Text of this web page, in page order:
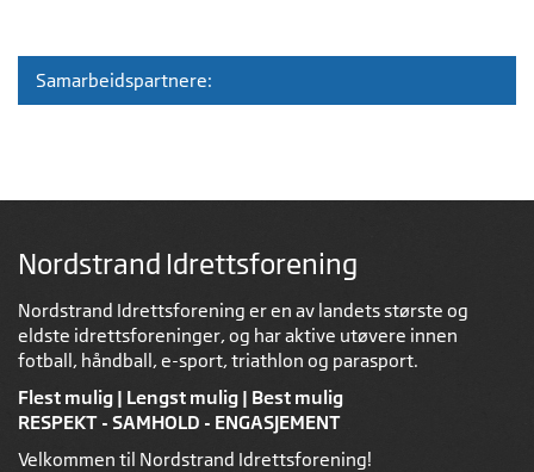
Samarbeidspartnere:
Nordstrand Idrettsforening
Nordstrand Idrettsforening er en av landets største og
eldste idrettsforeninger, og har aktive utøvere innen
fotball, håndball, e-sport, triathlon og parasport.
Flest mulig | Lengst mulig | Best mulig
RESPEKT - SAMHOLD - ENGASJEMENT
Velkommen til Nordstrand Idrettsforening!